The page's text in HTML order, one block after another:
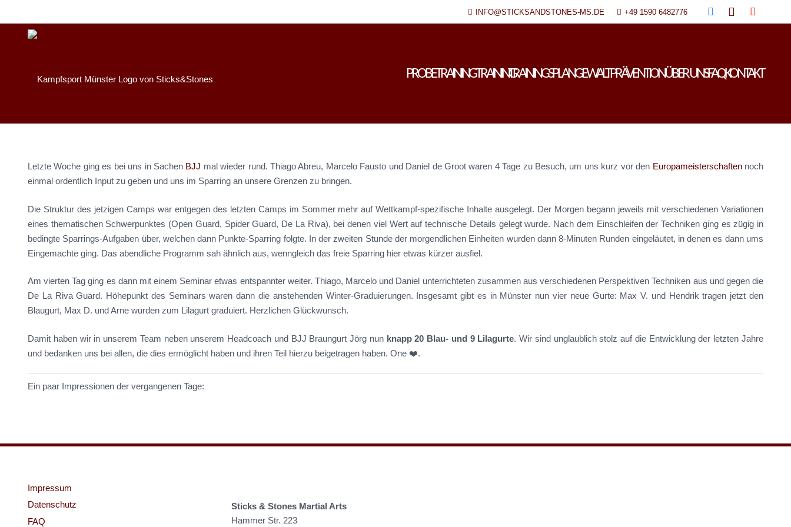
INFO@STICKSANDSTONES-MS.DE +49 1590 6482776
PROBETRAININGTRAININGTRAININGSPLANGEWALTPRÄVENTIONÜBER UNSFAQKONTAKT
Letzte Woche ging es bei uns in Sachen BJJ mal wieder rund. Thiago Abreu, Marcelo Fausto und Daniel de Groot waren 4 Tage zu Besuch, um uns kurz vor den Europameisterschaftennoch
einmal ordentlich Input zu geben und uns im Sparring an unsere Grenzen zu bringen.
Die Struktur des jetzigen Camps war entgegen des letzten Camps im Sommer mehr auf Wettkampf-spezifische Inhalte ausgelegt. Der Morgen begann jeweils mit verschiedenen Variationen
eines thematischen Schwerpunktes (Open Guard, Spider Guard, De La Riva), bei denen viel Wert auf technische Details gelegt wurde. Nach dem Einschleifen der Techniken ging es zügig in
bedingte Sparrings-Aufgaben über, welchen dann Punkte-Sparring folgte. In der zweiten Stunde der morgendlichen Einheiten wurden dann 8-Minuten Runden eingeläutet, in denen es dann ums
Eingemachte ging. Das abendliche Programm sah ähnlich aus, wenngleich das freie Sparring hier etwas kürzer ausfiel.
Am vierten Tag ging es dann mit einem Seminar etwas entspannter weiter. Thiago, Marcelo und Daniel unterrichteten zusammen aus verschiedenen Perspektiven Techniken aus und gegen die
De La Riva Guard. Höhepunkt des Seminars waren dann die anstehenden Winter-Graduierungen. Insgesamt gibt es in Münster nun vier neue Gurte: Max V. und Hendrik tragen jetzt den
Blaugurt, Max D. und Arne wurden zum Lilagurt graduiert. Herzlichen Glückwunsch.
Damit haben wir in unserem Team neben unserem Headcoach und BJJ Braungurt Jörg nun knapp 20 Blau- und 9 Lilagurte. Wir sind unglaublich stolz auf die Entwicklung der letzten Jahre
und bedanken uns bei allen, die dies ermöglicht haben und ihren Teil hierzu beigetragen haben. One ❤️.
Ein paar Impressionen der vergangenen Tage:
Impressum
Datenschutz
FAQ
Sticks & Stones Martial Arts
Hammer Str. 223